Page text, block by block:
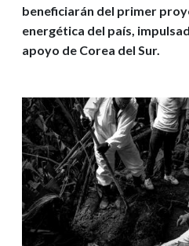
beneficiarán del primer
energética del país,
apoyo de Corea del Sur.